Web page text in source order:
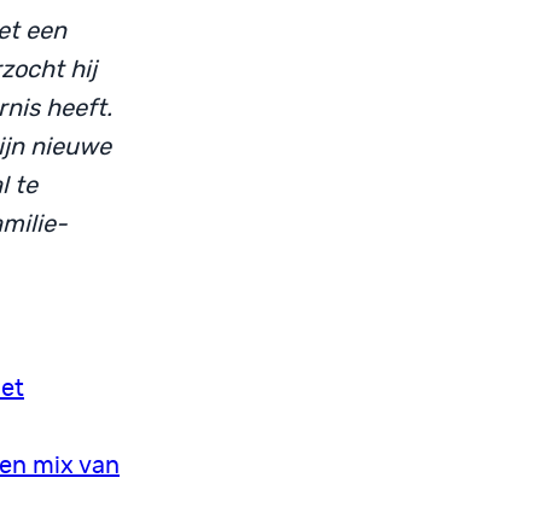
een
hij
heeft.
nieuwe
te
mix van